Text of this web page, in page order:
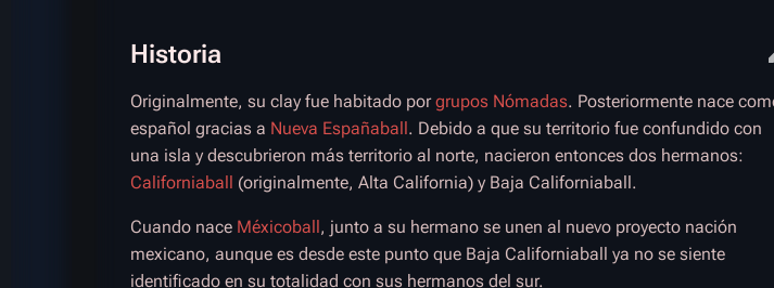
Historia
Originalmente, su clay fue habitado porgrupos Nómadas. Posteriormente nace
español gracias a Nueva Españaball. Debido a que su territorio fue confundido con
una isla y descubrieron más territorio al norte, nacieron entonces dos hermanos:
Californiaball (originalmente, Alta California) y Baja Californiaball.
Cuando nace Méxicoball, junto a su hermano se unen al nuevo proyecto nación
mexicano, aunque es desde este punto que Baja Californiaball ya no se siente
identificado en su totalidad con sus hermanos del sur.